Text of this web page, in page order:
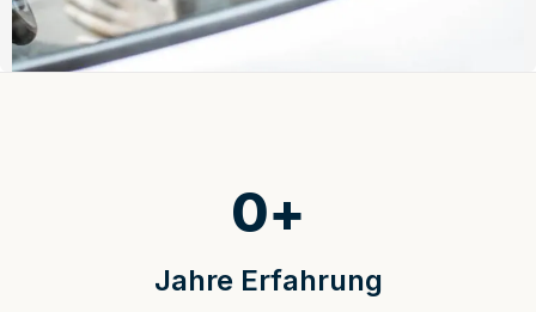
Jahre Erfahrung
0+